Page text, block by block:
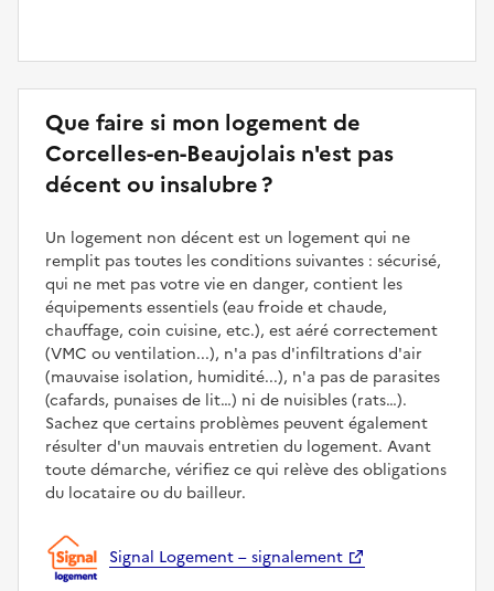
Que faire si mon logement de
Corcelles-en-Beaujolais n'est pas
décent ou insalubre ?
Un logement non décent est un logement qui ne
remplit pas toutes les conditions suivantes : sécurisé,
qui ne met pas votre vie en danger, contient les
équipements essentiels (eau froide et chaude,
chauffage, coin cuisine, etc.), est aéré correctement
(VMC ou ventilation...), n'a pas d'infiltrations d'air
(mauvaise isolation, humidité...), n'a pas de parasites
(cafards, punaises de lit…) ni de nuisibles (rats…).
Sachez que certains problèmes peuvent également
résulter d'un mauvais entretien du logement. Avant
toute démarche, vérifiez ce qui relève des obligations
du locataire ou du bailleur.
Signal Logement – signalement